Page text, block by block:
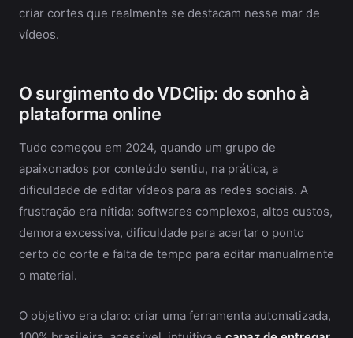
criar cortes que realmente se destacam nesse mar de
vídeos.
O surgimento do VDClip: do sonho à
plataforma online
Tudo começou em 2024, quando um grupo de
apaixonados por conteúdo sentiu, na prática, a
dificuldade de editar vídeos para as redes sociais. A
frustração era nítida: softwares complexos, altos custos,
demora excessiva, dificuldade para acertar o ponto
certo do corte e falta de tempo para editar manualmente
o material.
O objetivo era claro: criar uma ferramenta automatizada,